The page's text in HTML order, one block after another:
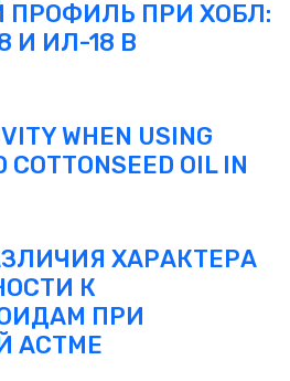
ПРИ ХОБЛ:
И ИЛ-18 В
WHEN USING
COTTONSEED OIL IN
ХАРАКТЕРА
К
ПРИ
АСТМЕ